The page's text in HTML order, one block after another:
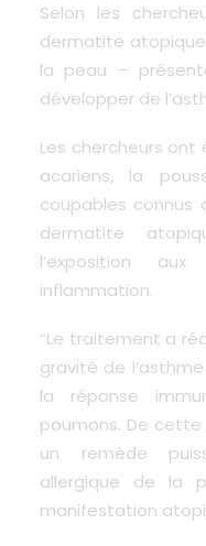
Selon les
dermatite atopique
la peau –
développer de
Les chercheurs
acariens, la
coupables connus
dermatite
l’exposition
inflammation.
“Le traitement a
gravité de
la réponse
poumons. De
un remède
allergique de la
manifestation